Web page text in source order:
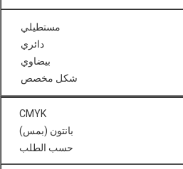
مستطيلي
دائري
بيضاوي
شكل مخصص
CMYK
بانتون (بمس)
حسب الطلب